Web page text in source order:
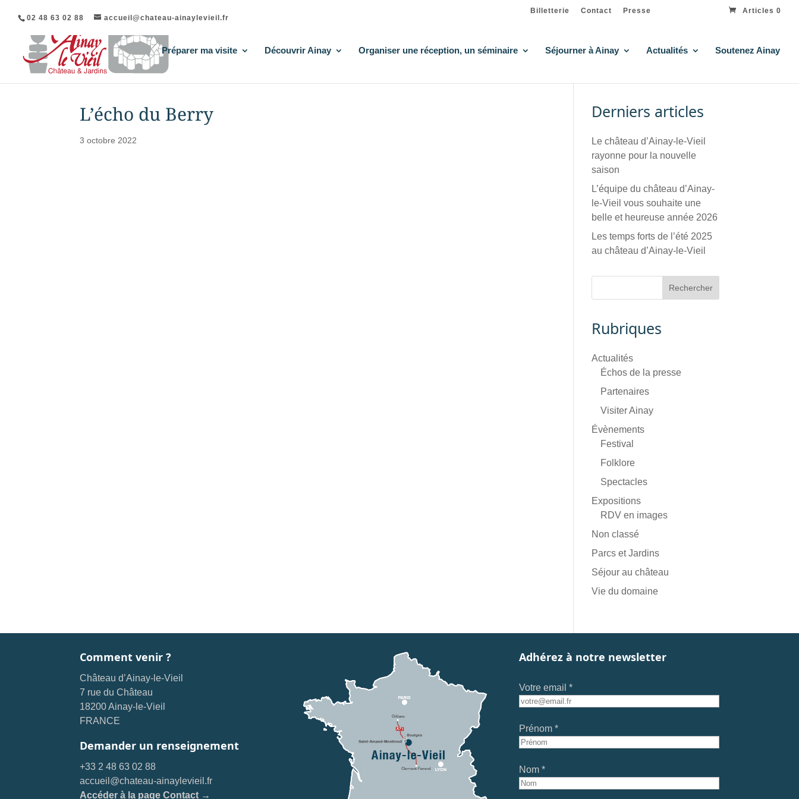
02 48 63 02 88 accueil@chateau-ainaylevieil.fr
Billetterie Contact Presse Articles 0
Préparer ma visite Découvrir Ainay Organiser une réception, un séminaire Séjourner à Ainay Actualités Soutenez Ainay
L’écho du Berry
3 octobre 2022
Derniers articles
Le château d’Ainay-le-Vieil
rayonne pour la nouvelle
saison
L’équipe du château d’Ainay-
le-Vieil vous souhaite une
belle et heureuse année 2026
Les temps forts de l’été 2025
au château d’Ainay-le-Vieil
Rubriques
Actualités
Échos de la presse
Partenaires
Visiter Ainay
Évènements
Festival
Folklore
Spectacles
Expositions
RDV en images
Non classé
Parcs et Jardins
Séjour au château
Vie du domaine
Comment venir ?
Château d’Ainay-le-Vieil
7 rue du Château
18200 Ainay-le-Vieil
FRANCE
Demander un renseignement
+33 2 48 63 02 88
accueil@chateau-ainaylevieil.fr
Accéder à la page Contact →
Adhérez à notre newsletter
Votre email *
Prénom *
Nom *